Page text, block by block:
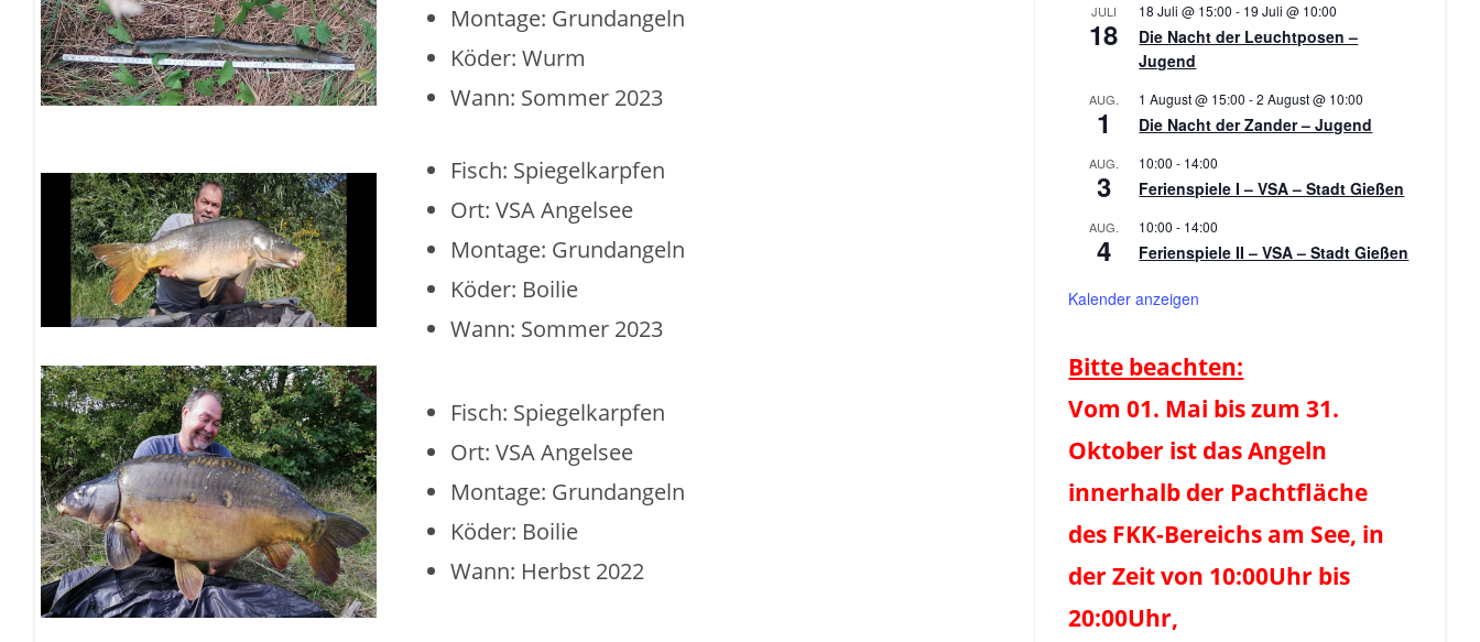
Montage: Grundangeln
Köder: Wurm
Wann: Sommer 2023
Fisch: Spiegelkarpfen
Ort: VSA Angelsee
Montage: Grundangeln
Köder: Boilie
Wann: Sommer 2023
Fisch: Spiegelkarpfen
Ort: VSA Angelsee
Montage: Grundangeln
Köder: Boilie
Wann: Herbst 2022
JULI
18
18 Juli @ 15:00 - 19 Juli @ 10:00
Die Nacht der Leuchtposen –
Jugend
AUG.
1
1 August @ 15:00 -2 August @ 10:00
Die Nacht der Zander – Jugend
AUG.
3
10:00 - 14:00
Ferienspiele I – VSA – Stadt Gießen
AUG.
4
10:00 - 14:00
Ferienspiele II – VSA – Stadt Gießen
Kalender anzeigen
Bitte beachten:
Vom 01. Mai bis zum 31.
Oktober ist das Angeln
innerhalb der Pachtfläche
des FKK-Bereichs am See, in
der Zeit von 10:00Uhr bis
20:00Uhr,